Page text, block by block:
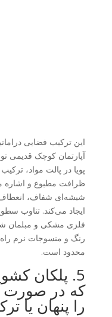
این ترکیب فضایی
آپارتمان کوچک قدیمی
پویا در پالت مواد،
ظرافت مطبوع و اشاره
شیشه‌ای شفاف، انعطاف
ایجاد می‌کند. تناوب
فلزی مشکی و مبلمان
رنگ و منسوجات نرم
محدود است.
5. پلکان
که در صورت
را پنهان یا